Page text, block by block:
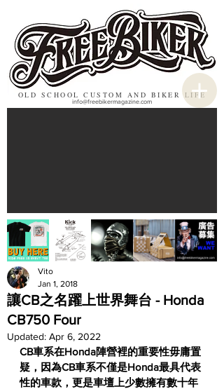
OLD SCHOOL CUSTOM AND BIKER LIFE
info@freebikermagazine.com
讓CB之名躍上世界舞台 - Honda
CB750 Four
Vito
Jan 1, 2018
Updated: Apr 6, 2022
CB車系在Honda陣營裡的重要性毋庸置
疑，因為CB車系不僅是Honda最具代表
性的車款，更是車壇上少數擁有數十年